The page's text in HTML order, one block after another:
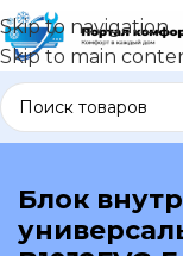
Skip to navigation
Skip to main
В каталог
Блок